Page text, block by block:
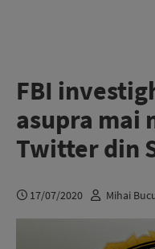
FBI
asupra mai
Twitter din
17/07/2020 Mihai